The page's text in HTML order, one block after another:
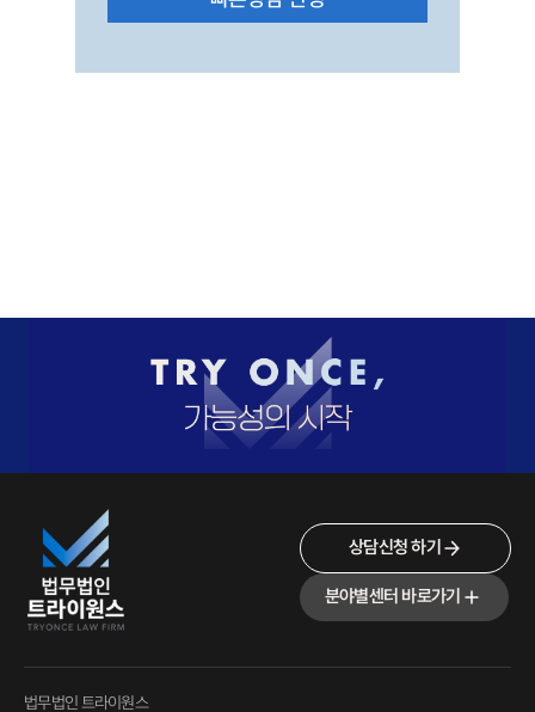
상담신청 하기
분야별센터 바로가기
법무법인 트라이원스